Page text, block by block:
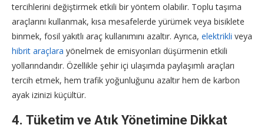
tercihlerini değiştirmek etkili bir yöntem olabilir. Toplu taşıma
araçlarını kullanmak, kısa mesafelerde yürümek veya bisiklete
binmek, fosil yakıtlı araç kullanımını azaltır. Ayrıca, elektrikli veya
hibrit araçlara yönelmek de emisyonları düşürmenin etkili
yollarındandır. Özellikle şehir içi ulaşımda paylaşımlı araçları
tercih etmek, hem trafik yoğunluğunu azaltır hem de karbon
ayak izinizi küçültür.
4. Tüketim ve Atık Yönetimine Dikkat